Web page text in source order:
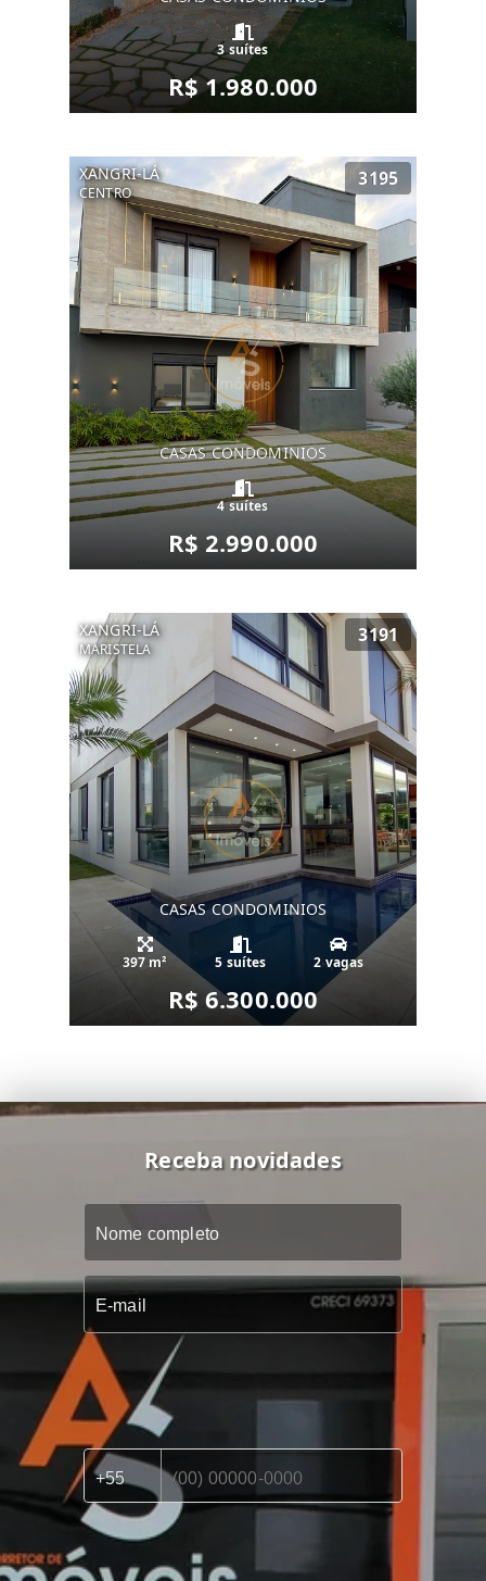
3 suítes
R$ 1.980.000
XANGRI-LÁ
CENTRO
3195
CASAS CONDOMINIOS
4 suítes
R$ 2.990.000
XANGRI-LÁ
MARISTELA
3191
CASAS CONDOMINIOS
397 m² 5 suítes 2 vagas
R$ 6.300.000
Receba novidades